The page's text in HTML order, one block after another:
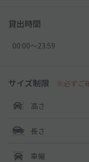
貸出時間
00:00〜23:59
サイズ制限 ※必ずご
高さ
長さ
車幅